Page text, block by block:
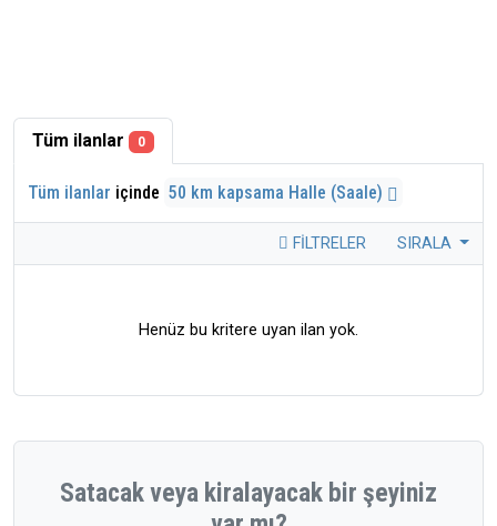
Tüm ilanlar 0
Tüm ilanlar içinde 50 km kapsama Halle (Saale)
FILTRELER SIRALA
Henüz bu kritere uyan ilan yok.
Satacak veya kiralayacak bir şeyiniz